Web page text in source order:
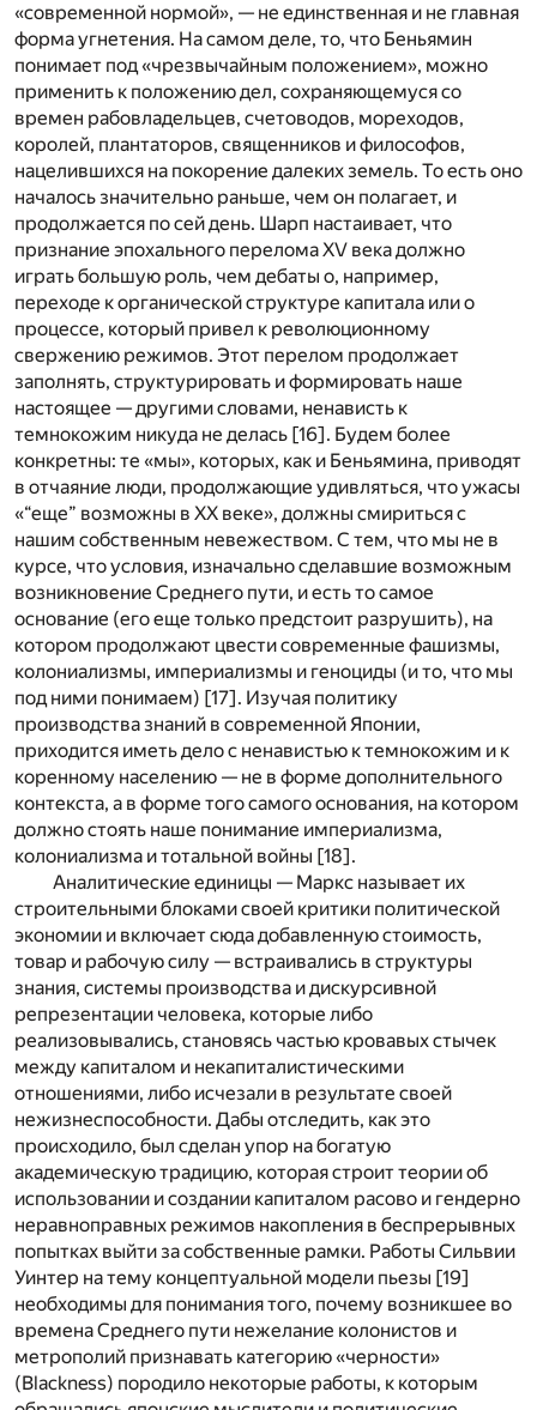
«современной нормой», — не единственная и не главная
форма угнетения. На самом деле, то, что Беньямин
понимает под «чрезвычайным положением», можно
применить к положению дел, сохраняющемуся со
времен рабовладельцев, счетоводов, мореходов,
королей, плантаторов, священников и философов,
нацелившихся на покорение далеких земель. То есть оно
началось значительно раньше, чем он полагает, и
продолжается по сей день. Шарп настаивает, что
признание эпохального перелома XV века должно
играть большую роль, чем дебаты о, например,
переходе к органической структуре капитала или о
процессе, который привел к революционному
свержению режимов. Этот перелом продолжает
заполнять, структурировать и формировать наше
настоящее — другими словами, ненависть к
темнокожим никуда не делась [16]. Будем более
конкретны: те «мы», которых, как и Беньямина, приводят
в отчаяние люди, продолжающие удивляться, что ужасы
«“еще” возможны в ХХ веке», должны смириться с
нашим собственным невежеством. С тем, что мы не в
курсе, что условия, изначально сделавшие возможным
возникновение Среднего пути, и есть то самое
основание (его еще только предстоит разрушить), на
котором продолжают цвести современные фашизмы,
колониализмы, империализмы и геноциды (и то, что мы
под ними понимаем) [17]. Изучая политику
производства знаний в современной Японии,
приходится иметь дело с ненавистью к темнокожим и к
коренному населению — не в форме дополнительного
контекста, а в форме того самого основания, на котором
должно стоять наше понимание империализма,
колониализма и тотальной войны [18].
Аналитические единицы — Маркс называет их
строительными блоками своей критики политической
экономии и включает сюда добавленную стоимость,
товар и рабочую силу — встраивались в структуры
знания, системы производства и дискурсивной
репрезентации человека, которые либо
реализовывались, становясь частью кровавых стычек
между капиталом и некапиталистическими
отношениями, либо исчезали в результате своей
нежизнеспособности. Дабы отследить, как это
происходило, был сделан упор на богатую
академическую традицию, которая строит теории об
использовании и создании капиталом расово и гендерно
неравноправных режимов накопления в беспрерывных
попытках выйти за собственные рамки. Работы Сильвии
Уинтер на тему концептуальной модели пьезы [19]
необходимы для понимания того, почему возникшее во
времена Среднего пути нежелание колонистов и
метрополий признавать категорию «черности»
(Blackness) породило некоторые работы, к которым